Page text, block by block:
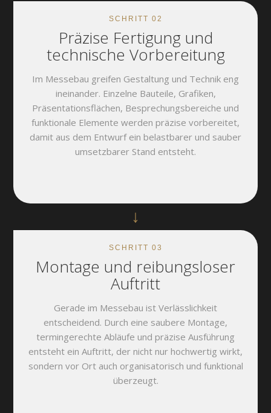
SCHRITT 02
Präzise Fertigung und
technische Vorbereitung
Im Messebau greifen Gestaltung und Technik eng
ineinander. Einzelne Bauteile, Grafiken,
Präsentationsflächen, Besprechungsbereiche und
funktionale Elemente werden präzise vorbereitet,
damit aus dem Entwurf ein belastbarer und sauber
umsetzbarer Stand entsteht.
↓
SCHRITT 03
Montage und reibungsloser
Auftritt
Gerade im Messebau ist Verlässlichkeit
entscheidend. Durch eine saubere Montage,
termingerechte Abläufe und präzise Ausführung
entsteht ein Auftritt, der nicht nur hochwertig wirkt,
sondern vor Ort auch organisatorisch und funktional
überzeugt.